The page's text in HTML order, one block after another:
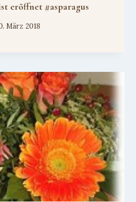
eröffnet #asparagus
März 2018